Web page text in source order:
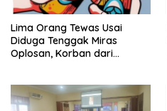
Lima Orang Tewas Usai
Diduga Tenggak Miras
Oplosan, Korban dari